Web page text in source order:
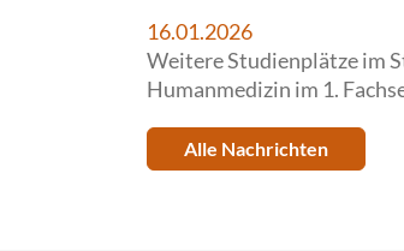
16.01.2026
Weitere Studienplätze im
Humanmedizin im 1.
Alle Nachrichten